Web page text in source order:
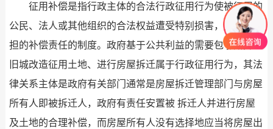
征用补偿是指行政主体的合法行政征用行为使被征用的
公民、法人或其他组织的合法权益遭受特别损害，由国家承
担的补偿责任的制度。政府基于公共利益的需要包 括城市
旧城改造征用土地、进行房屋拆迁属于行政征用行为，其法
律关系主体是政府有关部门通常是房屋拆迁管理部门与房屋
所有人即被拆迁人，政府有责任安置被 拆迁人并进行房屋
及土地的合理补偿，而房屋所有人没有选择地应当将房屋出